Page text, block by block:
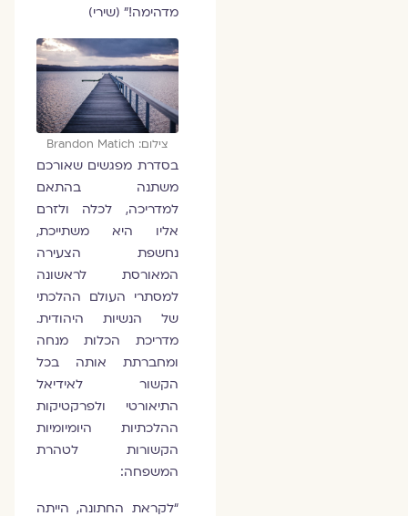
מדהימה!” (שירי)
צילום: Brandon Matich
בסדרת מפגשים שאורכם
משתנה בהתאם
למדריכה, לכלה ולזרם
אליו היא משתייכת,
נחשפת הצעירה
המאורסת לראשונה
למסתרי העולם ההלכתי
של הנשיות היהודית.
מדריכת הכלות מנחה
ומחברתת אותה בכל
הקשור לאידיאל
התיאורטי ולפרקטיקות
ההלכתיות היומיומיות
הקשורות לטהרת
המשפחה:
“לקראת החתונה, הייתה